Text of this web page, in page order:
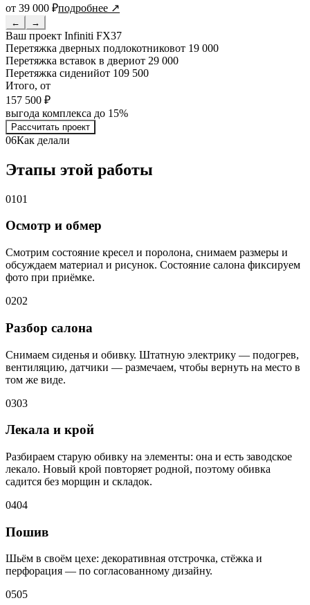
от 39 000 ₽подробнее ↗
← →
Ваш проект Infiniti FX37
Перетяжка дверных подлокотниковот 19 000
Перетяжка вставок в двериот 29 000
Перетяжка сиденийот 109 500
Итого, от
157 500 ₽
выгода комплекса до 15%
Рассчитать проект
06Как делали
Этапы этой работы
0101
Осмотр и обмер
Смотрим состояние кресел и поролона, снимаем размеры и
обсуждаем материал и рисунок. Состояние салона фиксируем
фото при приёмке.
0202
Разбор салона
Снимаем сиденья и обивку. Штатную электрику — подогрев,
вентиляцию, датчики — размечаем, чтобы вернуть на место в
том же виде.
0303
Лекала и крой
Разбираем старую обивку на элементы: она и есть заводское
лекало. Новый крой повторяет родной, поэтому обивка
садится без морщин и складок.
0404
Пошив
Шьём в своём цехе: декоративная отстрочка, стёжка и
перфорация — по согласованному дизайну.
0505